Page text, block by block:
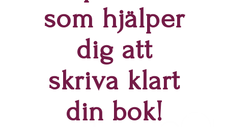
som hjälper
dig att
skriva klart
din bok!